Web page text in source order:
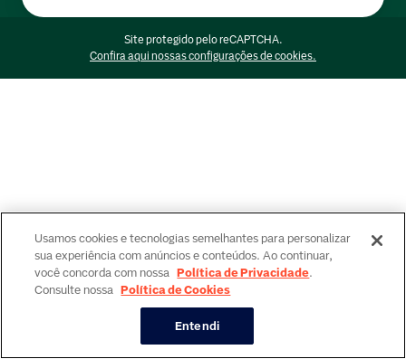
Site protegido pelo reCAPTCHA.
Confira aqui nossas configurações de cookies.
Usamos cookies e tecnologias semelhantes para personalizar
sua experiência com anúncios e conteúdos. Ao continuar,
você concorda com nossa Política de Privacidade.
Consulte nossa Política de Cookies
Entendi